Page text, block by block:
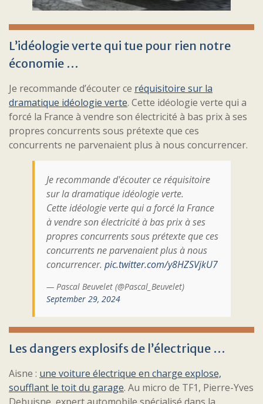
L’idéologie verte qui tue pour rien notre
économie …
Je recommande d’écouter ce réquisitoire sur la
dramatique idéologie verte. Cette idéologie verte qui a
forcé la France à vendre son électricité à bas prix à ses
propres concurrents sous prétexte que ces
concurrents ne parvenaient plus à nous concurrencer.
Je recommande d'écouter ce réquisitoire
sur la dramatique idéologie verte.
Cette idéologie verte qui a forcé la France
à vendre son électricité à bas prix à ses
propres concurrents sous prétexte que ces
concurrents ne parvenaient plus à nous
concurrencer. pic.twitter.com/y8HZSVjkU7
— Pascal Beuvelet (@Pascal_Beuvelet)
September 29, 2024
Les dangers explosifs de l’électrique …
Aisne : une voiture électrique en charge explose,
soufflant le toit du garage. Au micro de TF1, Pierre-Yves